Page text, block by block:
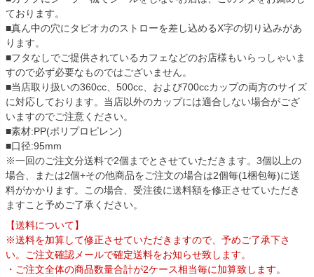
ております。
■真ん中の穴にタピオカのストローを差し込めるX字の切り込みがあ
ります。
■フタなしでご提供されているカフェなどのお店様もいらっしゃいま
すので必ず必要なものではございません。
■当店取り扱いの360cc、500cc、および700ccカップの両方のサイズ
に対応しております。当店以外のカップには適合しない場合がござ
いますのでご注意ください。
■素材:PP(ポリプロピレン)
■口径:95mm
※一回のご注文分送料で2個までとさせていただきます。3個以上の
場合、または2個+その他商品をご注文の場合は2個毎(1梱包毎)に送
料がかかります。この場合、受注後に送料額を修正させていただき
ますこと予めご了承ください。
【送料について】
※送料を加算して修正させていただきますので、予めご了承下さ
い。ご注文確認メールで確定送料をお知らせ致します。
・ご注文全体の商品数量合計が2ケース相当毎に加算致します。